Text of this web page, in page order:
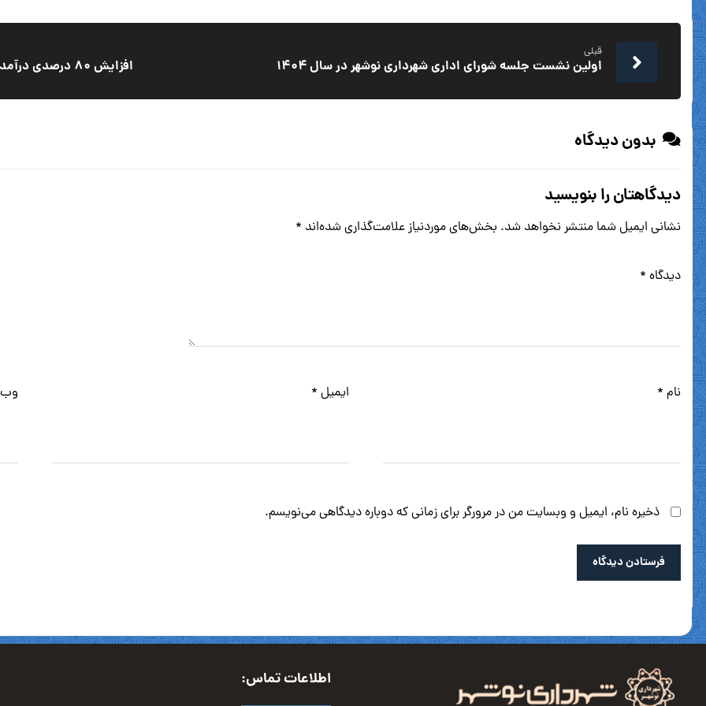
قبلی
اولین نشست جلسه شورای اداری شهرداری نوشهر در سال ۱۴۰۴ افزایش ۸۰ درصدی درآمدهای نقدی شهرداری نوشهر در سال مالی ۱۴۰۳
بدون دیدگاه
دیدگاهتان را بنویسید
نشانی ایمیل شما منتشر نخواهد شد. بخش‌های موردنیاز علامت‌گذاری شده‌اند *
دیدگاه *
نام * ایمیل *
ذخیره نام، ایمیل و وبسایت من در مرورگر برای زمانی که دوباره دیدگاهی می‌نویسم.
فرستادن دیدگاه
اطلاعات تماس: